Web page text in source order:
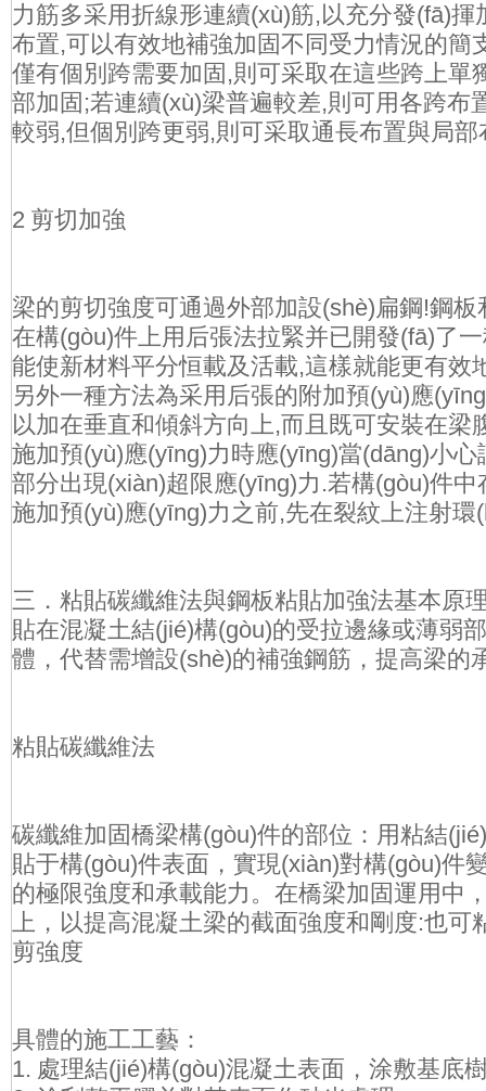
力筋多采用折線形連續(xù)筋,以充分發(fā)
布置,可以有效地補強加固不同受力情況的簡
僅有個別跨需要加固,則可采取在這些跨上單
部加固;若連續(xù)梁普遍較差,則可用各跨布
較弱,但個別跨更弱,則可采取通長布置與局
2 剪切加強
梁的剪切強度可通過外部加設(shè)扁鋼!鋼
在構(gòu)件上用后張法拉緊并已開發(fā)了
能使新材料平分恒載及活載,這樣就能更有效
另外一種方法為采用后張的附加預(yù)應
以加在垂直和傾斜方向上,而且既可安裝在梁
施加預(yù)應(yīng)力時應(yīng)當(dāng)小
部分出現(xiàn)超限應(yīng)力.若構(gòu)件
施加預(yù)應(yīng)力之前,先在裂紋上注射環
三．粘貼碳纖維法與鋼板粘貼加強法基本原理
貼在混凝土結(jié)構(gòu)的受拉邊緣或薄弱
體，代替需增設(shè)的補強鋼筋，提高
粘貼碳纖維法
碳纖維加固橋梁構(gòu)件的部位：用粘結
貼于構(gòu)件表面，實現(xiàn)對構(gòu)件
的極限強度和承載能力。在橋梁加固運用中
上，以提高混凝土梁的截面強度和剛度:也可粘
剪強度
具體的施工工藝：
1. 處理結(jié)構(gòu)混凝土表面，涂敷基底